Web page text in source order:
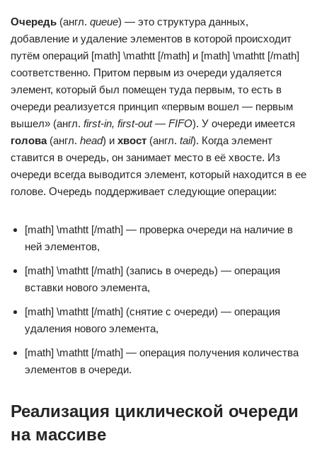
Очередь (англ. queue) — это структура данных,
добавление и удаление элементов в которой происходит
путём операций [math] \mathtt [/math] и [math] \mathtt [/math]
соответственно. Притом первым из очереди удаляется
элемент, который был помещен туда первым, то есть в
очереди реализуется принцип «первым вошел — первым
вышел» (англ. first-in, first-out — FIFO). У очереди имеется
голова(англ. head) и хвост (англ. tail). Когда элемент
ставится в очередь, он занимает место в её хвосте. Из
очереди всегда выводится элемент, который находится в ее
голове. Очередь поддерживает следующие операции:
[math] \mathtt [/math] — проверка очереди на наличие в
ней элементов,
[math] \mathtt [/math] (запись в очередь) — операция
вставки нового элемента,
[math] \mathtt [/math] (снятие с очереди) — операция
удаления нового элемента,
[math] \mathtt [/math] — операция получения количества
элементов в очереди.
Реализация циклической очереди
на массиве